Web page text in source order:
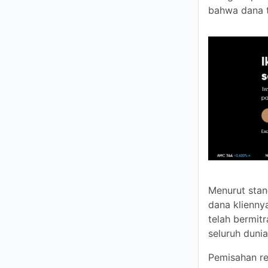
Total
Komoditi
Menurut
kliennya di
dengan
salah,
akses ke
Karena
Forex,